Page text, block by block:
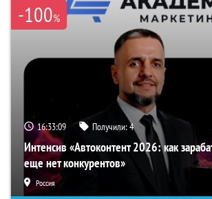
-100%
16:33:08 Получили:4
Интенсив «Автоконтент 2026: как
еще нет конкурентов»
Россия